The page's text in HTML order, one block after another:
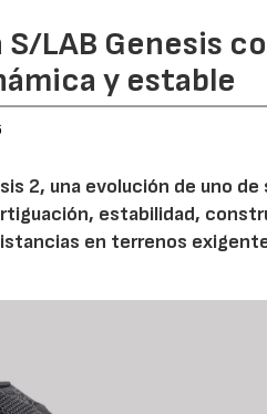
LAB Genesis
y estable
2, una evolución de uno
estabilidad,
en terrenos